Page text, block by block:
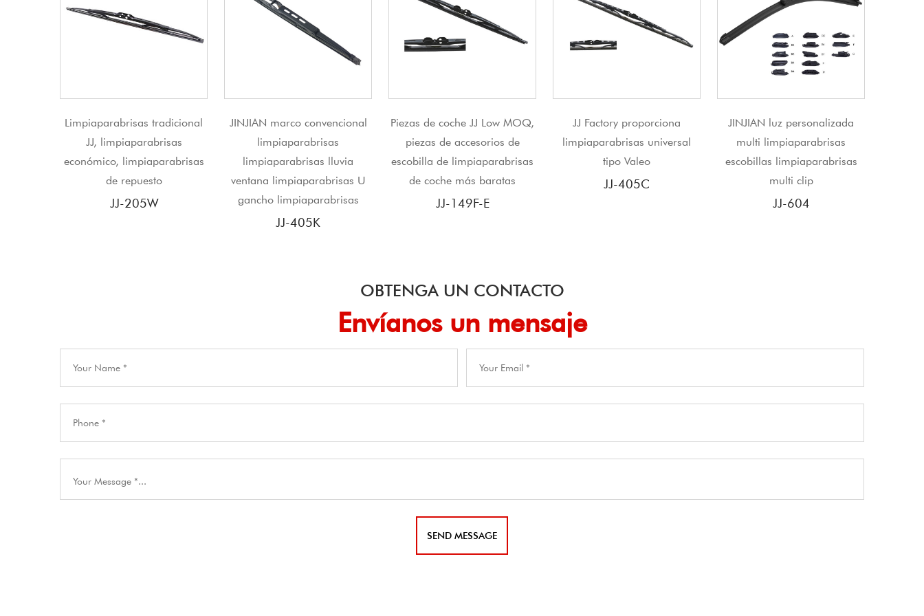
JINJIAN marco convencional
limpiaparabrisas
limpiaparabrisas lluvia
ventana limpiaparabrisas U
gancho limpiaparabrisas
Piezas de coche JJ Low MOQ,
piezas de accesorios de
escobilla de limpiaparabrisas
de coche más baratas
JJ-149F-E
JJ Factory proporciona
limpiaparabrisas universal
tipo Valeo
JJ-405C
JINJIAN luz personalizada
multi limpiaparabrisas
escobillas limpiaparabrisas
multi clip
Limpiaparabrisas para todo
tipo de clima,
limpiaparabrisas automático,
limpiaparabrisas automático
JJ-608
OBTENGA UN CONTACTO
Envíanos un mensaje